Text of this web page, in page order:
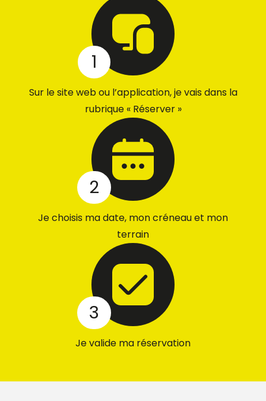
1
Sur le site web ou l’application, je vais dans la
rubrique « Réserver »
2
Je choisis ma date, mon créneau et mon
terrain
3
Je valide ma réservation